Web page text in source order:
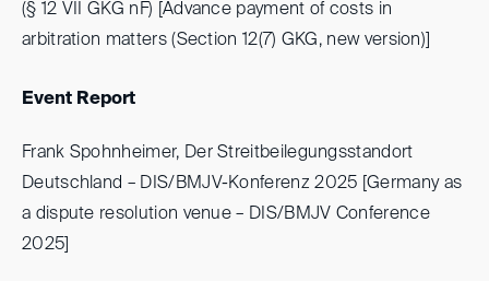
(§ 12 VII GKG nF) [Advance payment of costs in
arbitration matters (Section 12(7) GKG, new version)]
Event Report
Frank Spohnheimer, Der Streitbeilegungsstandort
Deutschland – DIS/BMJV-Konferenz 2025 [Germany as
a dispute resolution venue – DIS/BMJV Conference
2025]